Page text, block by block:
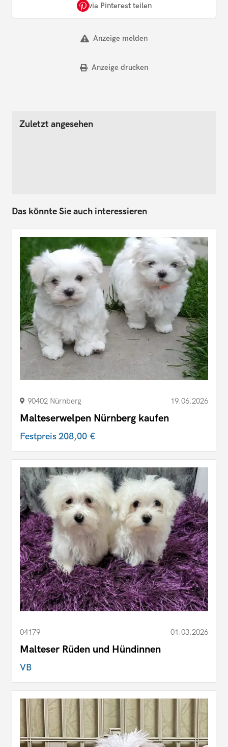
via Pinterest teilen
Anzeige melden
Anzeige drucken
Zuletzt angesehen
Das könnte Sie auch interessieren
90402 Nürnberg 19.06.2026
Malteserwelpen Nürnberg kaufen
Festpreis208,00 €
04179 01.03.2026
Malteser Rüden und Hündinnen
VB